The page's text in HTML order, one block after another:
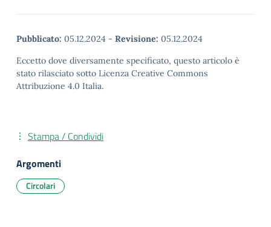
Pubblicato: 05.12.2024 - Revisione: 05.12.2024
Eccetto dove diversamente specificato, questo articolo è
stato rilasciato sotto Licenza Creative Commons
Attribuzione 4.0 Italia.
Stampa / Condividi
Argomenti
Circolari